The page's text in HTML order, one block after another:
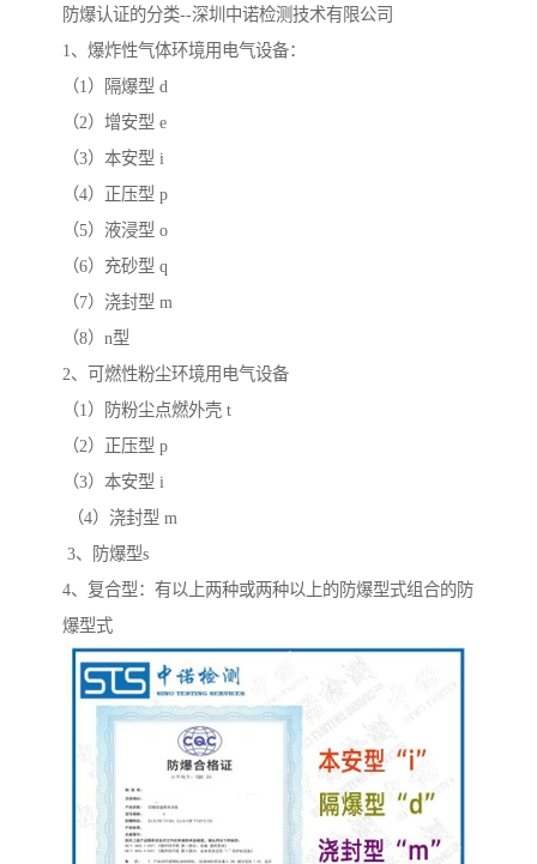
防爆认证的分类--深圳中诺检测技术有限公司
1、爆炸性气体环境用电气设备：
（1）隔爆型 d
（2）增安型 e
（3）本安型 i
（4）正压型 p
（5）液浸型 o
（6）充砂型 q
（7）浇封型 m
（8）n型
2、可燃性粉尘环境用电气设备
（1）防粉尘点燃外壳 t
（2）正压型 p
（3）本安型 i
（4）浇封型 m
3、防爆型s
4、复合型：有以上两种或两种以上的防爆型式组合的防
爆型式